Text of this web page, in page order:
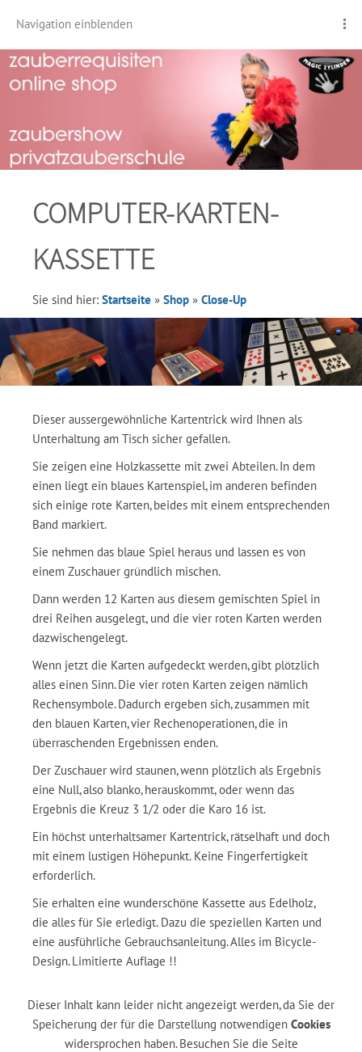
Navigation einblenden
COMPUTER-KARTEN-
KASSETTE
Sie sind hier: Startseite » Shop » Close-Up
Dieser aussergewöhnliche Kartentrick wird Ihnen als
Unterhaltung am Tisch sicher gefallen.
Sie zeigen eine Holzkassette mit zwei Abteilen. In dem
einen liegt ein blaues Kartenspiel, im anderen befinden
sich einige rote Karten, beides mit einem entsprechenden
Band markiert.
Sie nehmen das blaue Spiel heraus und lassen es von
einem Zuschauer gründlich mischen.
Dann werden 12 Karten aus diesem gemischten Spiel in
drei Reihen ausgelegt, und die vier roten Karten werden
dazwischengelegt.
Wenn jetzt die Karten aufgedeckt werden, gibt plötzlich
alles einen Sinn. Die vier roten Karten zeigen nämlich
Rechensymbole. Dadurch ergeben sich, zusammen mit
den blauen Karten, vier Rechenoperationen, die in
überraschenden Ergebnissen enden.
Der Zuschauer wird staunen, wenn plötzlich als Ergebnis
eine Null, also blanko, herauskommt, oder wenn das
Ergebnis die Kreuz 3 1/2 oder die Karo 16 ist.
Ein höchst unterhaltsamer Kartentrick, rätselhaft und doch
mit einem lustigen Höhepunkt. Keine Fingerfertigkeit
erforderlich.
Sie erhalten eine wunderschöne Kassette aus Edelholz,
die alles für Sie erledigt. Dazu die speziellen Karten und
eine ausführliche Gebrauchsanleitung. Alles im Bicycle-
Design. Limitierte Auflage !!
Dieser Inhalt kann leider nicht angezeigt werden, da Sie der
Speicherung der für die Darstellung notwendigen Cookies
widersprochen haben. Besuchen Sie die Seite